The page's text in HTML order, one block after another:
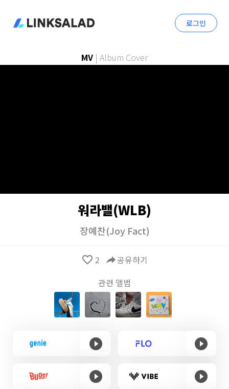
로그인
MV | Album Cover
워라밸(WLB)
장예찬(Joy Fact)
favorite_border 2 reply공유하기
관련 앨범